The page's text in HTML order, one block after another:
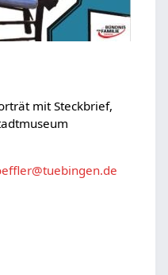
mit Steckbrief,